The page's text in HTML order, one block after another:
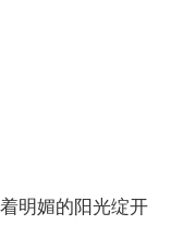
明媚的阳光绽开